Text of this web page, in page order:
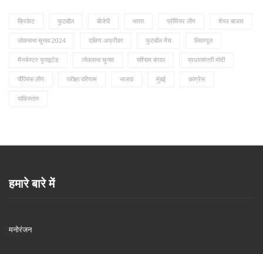
क्रिकेट फुटबॉल बीजेपी भारत प्रीमियर लीग शेयर बाजार
लोकसभा चुनाव 2024 दक्षिण अफ्रीका फुटबॉल मैच लिवरपूल
मैनचेस्टर यूनाइटेड लोकसभा चुनाव पश्चिम बंगाल प्रधानमंत्री मोदी
चैंपियंस लीग परीक्षा परिणाम भाजपा मुंबई कांग्रेस
पाकिस्तान
हमारे बारे में
मनोरंजन